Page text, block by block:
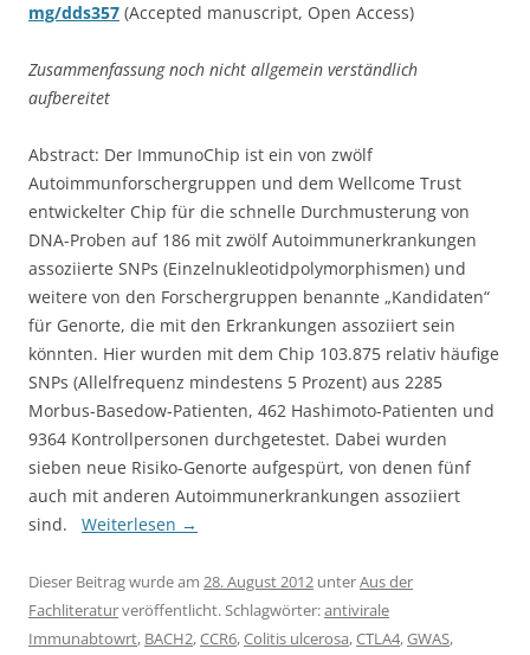
mg/dds357 (Accepted manuscript, Open Access)
Zusammenfassung noch nicht allgemein verständlich
aufbereitet
Abstract: Der ImmunoChip ist ein von zwölf
Autoimmunforschergruppen und dem Wellcome Trust
entwickelter Chip für die schnelle Durchmusterung von
DNA-Proben auf 186 mit zwölf Autoimmunerkrankungen
assoziierte SNPs (Einzelnukleotidpolymorphismen) und
weitere von den Forschergruppen benannte „Kandidaten“
für Genorte, die mit den Erkrankungen assoziiert sein
könnten. Hier wurden mit dem Chip 103.875 relativ häufige
SNPs (Allelfrequenz mindestens 5 Prozent) aus 2285
Morbus-Basedow-Patienten, 462 Hashimoto-Patienten und
9364 Kontrollpersonen durchgetestet. Dabei wurden
sieben neue Risiko-Genorte aufgespürt, von denen fünf
auch mit anderen Autoimmunerkrankungen assoziiert
sind. Weiterlesen →
Dieser Beitrag wurde am 28. August 2012 unterAus der
Fachliteraturveröffentlicht. Schlagwörter:antivirale
Immunabtowrt, BACH2,CCR6,Colitis ulcerosa,CTLA4,GWAS,